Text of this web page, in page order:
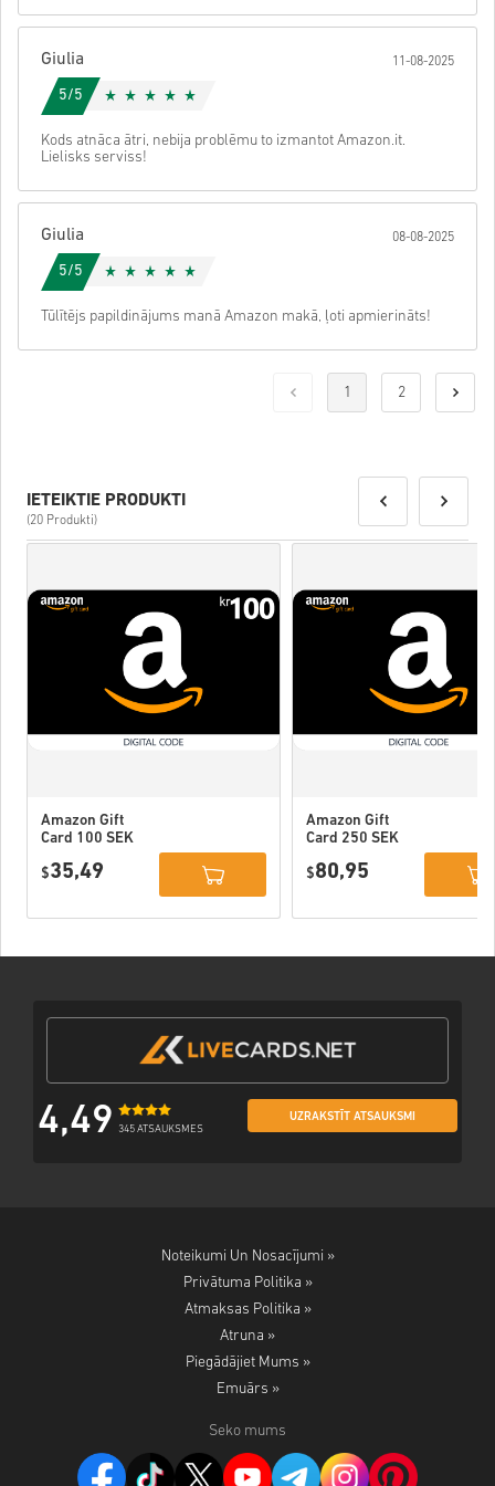
Giulia 11-08-2025
5/5
Kods atnāca ātri, nebija problēmu to izmantot Amazon.it.
Lielisks serviss!
Giulia 08-08-2025
5/5
Tūlītējs papildinājums manā Amazon makā, ļoti apmierināts!
1 2
IETEIKTIE PRODUKTI
(20 Produkti)
Amazon Gift
Card 100 SEK
$35,49
Amazon Gift
Card 250 SEK
$80,95
4,49 345 ATSAUKSMES
UZRAKSTĪT ATSAUKSMI
Noteikumi Un Nosacījumi »
Privātuma Politika »
Atmaksas Politika »
Atruna »
Piegādājiet Mums »
Emuārs »
Seko mums